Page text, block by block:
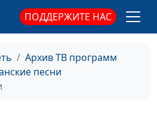
ПОДДЕРЖИТЕ НАС
Архив ТВ программ
песни
Юрий Щербатых #1939
Светлана Вернигор